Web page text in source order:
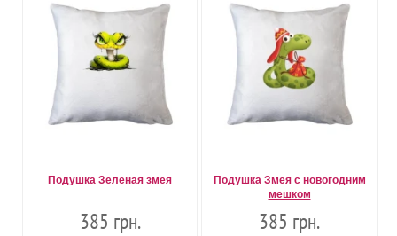
Подушка Зеленая змея
385 грн.
Подушка Змея с новогодним
мешком
385 грн.